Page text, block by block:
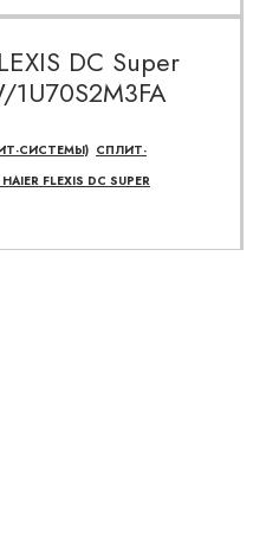
DC Super
1U70S2M3FA
СИСТЕМЫ) СПЛИТ-
FLEXIS DC SUPER